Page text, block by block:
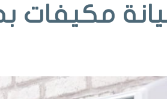
مكيفات